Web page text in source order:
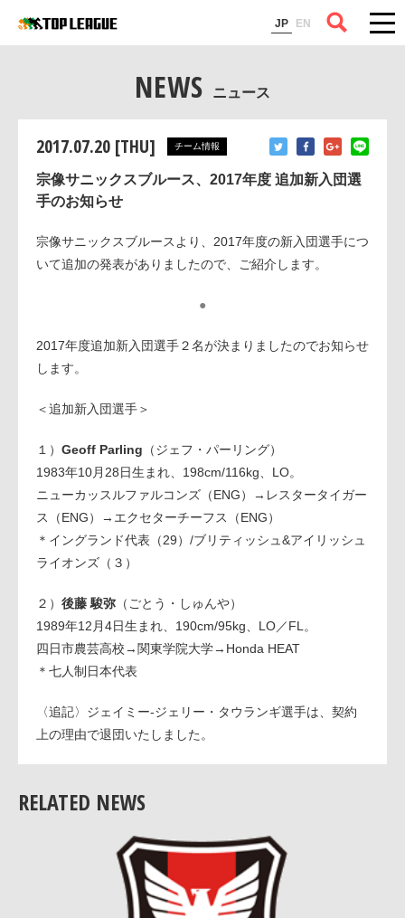
JP EN
コラム
NEWS ニュース
2017.07.20 [THU] チーム情報
宗像サニックスブルース、2017年度 追加新入団選
手のお知らせ
宗像サニックスブルースより、2017年度の新入団選手につ
いて追加の発表がありましたので、ご紹介します。
●
2017年度追加新入団選手２名が決まりましたのでお知らせ
します。
＜追加新入団選手＞
１） Geoff Parling （ジェフ・パーリング）
1983年10月28日生まれ、198cm/116kg、LO。
ニューカッスルファルコンズ（ENG）→レスタータイガー
ス（ENG）→エクセターチーフス（ENG）
＊イングランド代表（29）/ブリティッシュ&アイリッシュ
ライオンズ（３）
２） 後藤 駿弥 （ごとう・しゅんや）
1989年12月4日生まれ、190cm/95kg、LO／FL。
四日市農芸高校→関東学院大学→Honda HEAT
＊七人制日本代表
〈追記〉ジェイミー-ジェリー・タウランギ選手は、契約
上の理由で退団いたしました。
RELATED NEWS